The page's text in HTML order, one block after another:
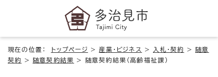
現在の位置： トップページ > 産業・ビジネス > 入札・契約 >
随意
契約
> 随意契約結果 > 随意契約結果（高齢福祉課）